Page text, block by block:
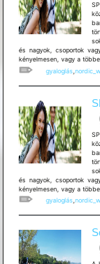
és nagyok, csoportok
kényelmesen, vagy a
gyaloglás,
és nagyok, csoportok
kényelmesen, vagy a
gyaloglás,